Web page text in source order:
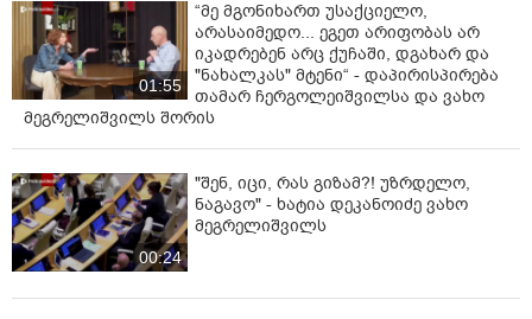
01:55
“მე მგონიხართ უსაქციელო,
არასაიმედო... ეგეთ არიფობას არ
იკადრებენ არც ქუჩაში, დგახარ და
"ნახალკას" მტენი“ - დაპირისპირება
თამარ ჩერგოლეიშვილსა და ვახო
მეგრელიშვილს შორის
00:24
"შენ, იცი, რას გიზამ?! უზრდელო,
ნაგავო" - ხატია დეკანოიძე ვახო
მეგრელიშვილს